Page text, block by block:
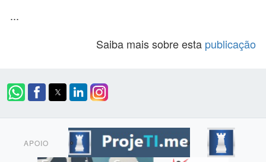
...
Saiba mais sobre esta publicação
APOIO